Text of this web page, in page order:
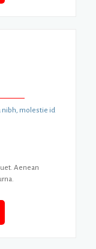
nibh, molestie id
Aenean